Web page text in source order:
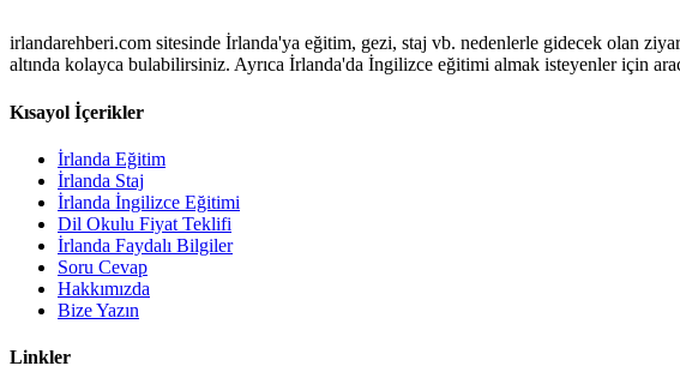
irlandarehberi.com sitesinde İrlanda'ya eğitim, gezi, staj vb. nedenlerle gidecek olan
altında kolayca bulabilirsiniz. Ayrıca İrlanda'da İngilizce eğitimi almak isteyenler için
Kısayol İçerikler
İrlanda Eğitim
İrlanda Staj
İrlanda İngilizce Eğitimi
Dil Okulu Fiyat Teklifi
İrlanda Faydalı Bilgiler
Soru Cevap
Hakkımızda
Bize Yazın
Linkler